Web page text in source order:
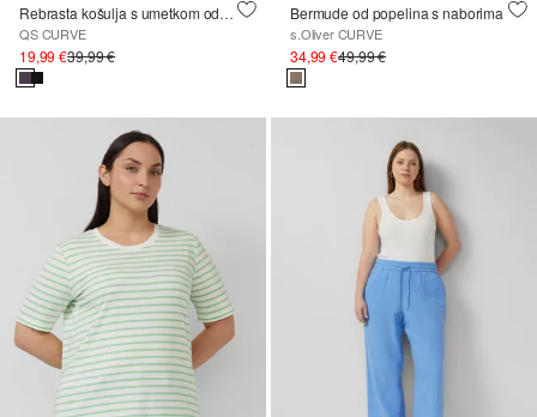
Rebrasta košulja s umetkom od čipke
QS CURVE
19,99 €39,99 €
Bermude od popelina s naborima
s.Oliver CURVE
34,99 €49,99 €